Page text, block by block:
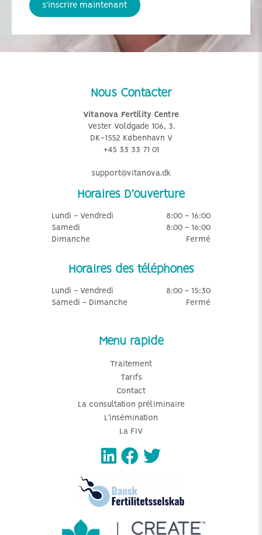
s'inscrire maintenant
Nous Contacter
Vitanova Fertility Centre
Vester Voldgade 106, 3.
DK-1552 København V
+45 33 33 71 01
support@vitanova.dk
Horaires D'ouverture
Lundi - Vendredi
8:00 - 16:00
Samedi
8:00 - 16:00
Dimanche
Fermé
Horaires des téléphones
Lundi - Vendredi
8:00 - 15:30
Samedi - Dimanche
Fermé
Menu rapide
Traitement
Tarifs
Contact
La consultation préliminaire
L’insémination
La FIV